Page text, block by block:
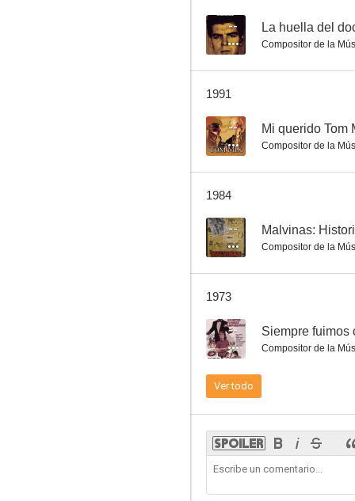
-- La huella del
Compositor de la
1991
-- Mi querido Tom
Compositor de la
1984
-- Malvinas:
Compositor de la
1973
-- Siempre fuimos
Compositor de la
Ver todo